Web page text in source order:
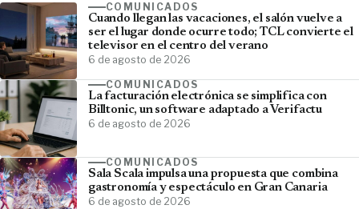
COMUNICADOS
Cuando llegan las vacaciones, el salón vuelve a
ser el lugar donde ocurre todo; TCL convierte el
televisor en el centro del verano
6 de agosto de 2026
COMUNICADOS
La facturación electrónica se simplifica con
Billtonic, un software adaptado a Verifactu
6 de agosto de 2026
COMUNICADOS
Sala Scala impulsa una propuesta que combina
gastronomía y espectáculo en Gran Canaria
6 de agosto de 2026